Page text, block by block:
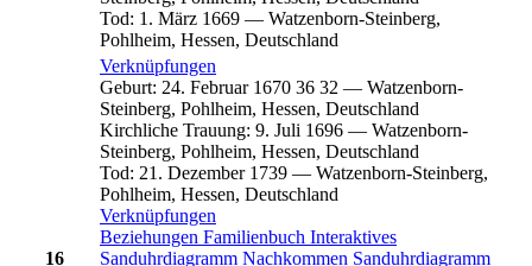
Tod: 1. März 1669 — Watzenborn-Steinberg,
Pohlheim, Hessen, Deutschland
16
Verknüpfungen
Geburt: 24. Februar 1670 36 32 — Watzenborn-
Steinberg, Pohlheim, Hessen, Deutschland
Kirchliche Trauung: 9. Juli 1696 — Watzenborn-
Steinberg, Pohlheim, Hessen, Deutschland
Tod: 21. Dezember 1739 — Watzenborn-Steinberg,
Pohlheim, Hessen, Deutschland
Verknüpfungen
Beziehungen Familienbuch Interaktives
Sanduhrdiagramm Nachkommen Sanduhrdiagramm